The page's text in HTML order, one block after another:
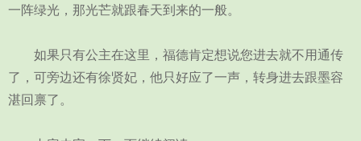
一阵绿光，那光芒就跟春天到来的一般。
如果只有公主在这里，福德肯定想说您进去就不用通传
了，可旁边还有徐贤妃，他只好应了一声，转身进去跟墨容
湛回禀了。